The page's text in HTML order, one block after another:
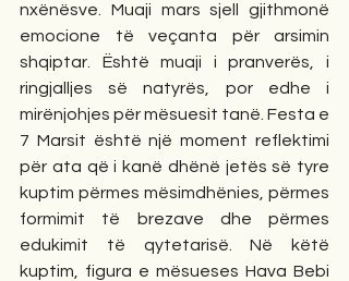
nxënësve. Muaji mars sjell gjithmonë
emocione të veçanta për arsimin
shqiptar. Është muaji i pranverës, i
ringjalljes së natyrës, por edhe i
mirënjohjes për mësuesit tanë. Festa e
7 Marsit është një moment reflektimi
për ata që i kanë dhënë jetës së tyre
kuptim përmes mësimdhënies, përmes
formimit të brezave dhe përmes
edukimit të qytetarisë. Në këtë
kuptim, figura e mësueses Hava Bebi